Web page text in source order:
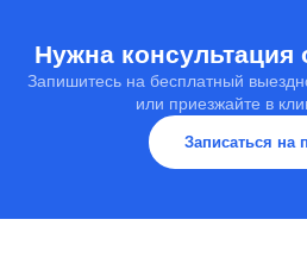
Нужна консультация
Запишитесь на бесплатный
или приезжайте в
Записаться на